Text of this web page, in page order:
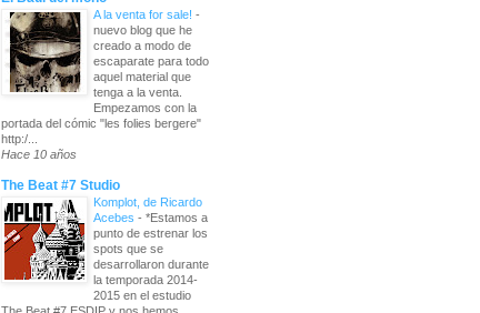
A la venta for sale! -
nuevo blog que he
creado a modo de
escaparate para todo
aquel material que
tenga a la venta.
Empezamos con la
portada del cómic "les folies bergere"
http:/...
Hace 10 años
The Beat #7 Studio
Komplot, de Ricardo
Acebes - *Estamos a
punto de estrenar los
spots que se
desarrollaron durante
la temporada 2014-
2015 en el estudio